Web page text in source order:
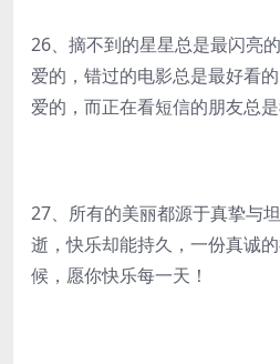
26、摘不到的星星总是最闪亮
爱的，错过的电影总是最好看
爱的，而正在看短信的朋友总是
27、所有的美丽都源于真挚与
逝，快乐却能持久，一份真诚
候，愿你快乐每一天！